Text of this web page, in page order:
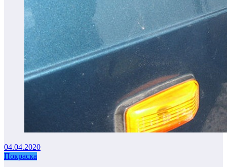
04.04.2020
Покраска